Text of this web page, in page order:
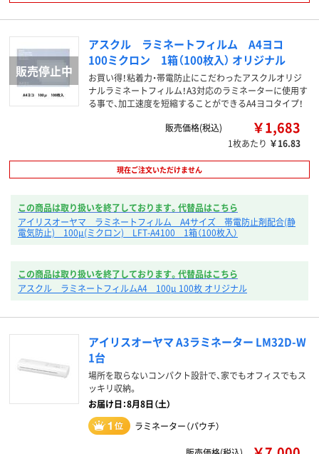
アスクル ラミネートフィルム A4ヨコ
100ミクロン 1箱（100枚入） オリジナル
お買い得！粘着力・帯電防止にこだわったアスクルオリジ
ナルラミネートフィルム！A3対応のラミネーターに使用す
る事で、加工速度を短縮することができるA4ヨコタイプ！
販売価格(税込)
￥1,683
1枚あたり ￥16.83
現在ご注文いただけません
この商品は取り扱いを終了しております。代替品はこちら
アイリスオーヤマ ラミネートフィルム A4サイズ 帯電防止剤配合(静
電気防止) 100μ(ミクロン) LFT-A4100 1箱（100枚入）
この商品は取り扱いを終了しております。代替品はこちら
アスクル ラミネートフィルムA4 100μ 100枚 オリジナル
アイリスオーヤマ A3ラミネーター LM32D-W
1台
場所を取らないコンパクト設計で、家でもオフィスでもス
ッキリ収納。
お届け日：8月8日（土）
ラミネーター（パウチ）